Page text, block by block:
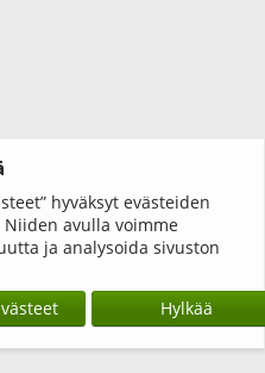
hyväksyt evästeiden
avulla voimme
ja analysoida sivuston
Hylkää